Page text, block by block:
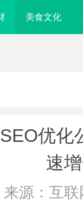
美食文化
优化
速
来源：互联